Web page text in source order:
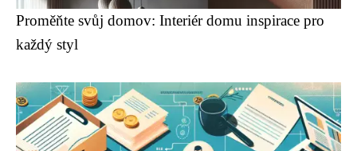
Proměňte svůj domov: Interiér domu inspirace pro
každý styl